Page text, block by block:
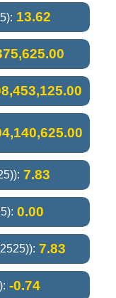
13.62
7.83
0.00
7.83
-0.74